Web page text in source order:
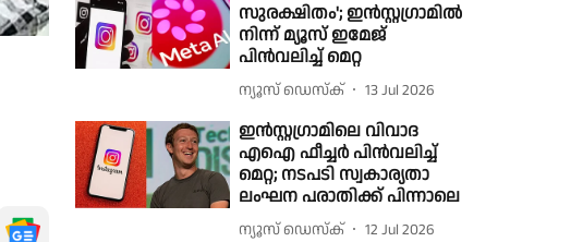
സുരക്ഷിതം'; ഇൻസ്റ്റഗ്രാമിൽ
നിന്ന് മ്യൂസ് ഇമേജ്
പിൻവലിച്ച് മെറ്റ
ന്യൂസ് ഡെസ്ക് 13 Jul 2026
ഇൻസ്റ്റഗ്രാമിലെ വിവാദ
എഐ ഫീച്ചർ പിൻവലിച്ച്
മെറ്റ; നടപടി സ്വകാര്യതാ
ലംഘന പരാതിക്ക് പിന്നാലെ
ന്യൂസ് ഡെസ്ക് 12 Jul 2026